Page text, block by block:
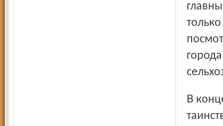
В конце чаепития Нилуфар, как фокусница в цирке, с